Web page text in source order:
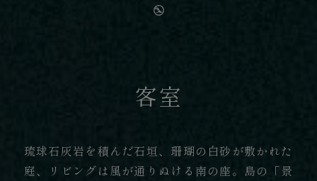
客室
琉球石灰岩を積んだ石垣、珊瑚の白砂が敷かれた
庭、リビングは風が通りぬける南の座。島の「景